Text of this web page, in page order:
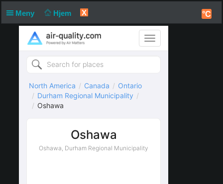
Meny Hjem X °C